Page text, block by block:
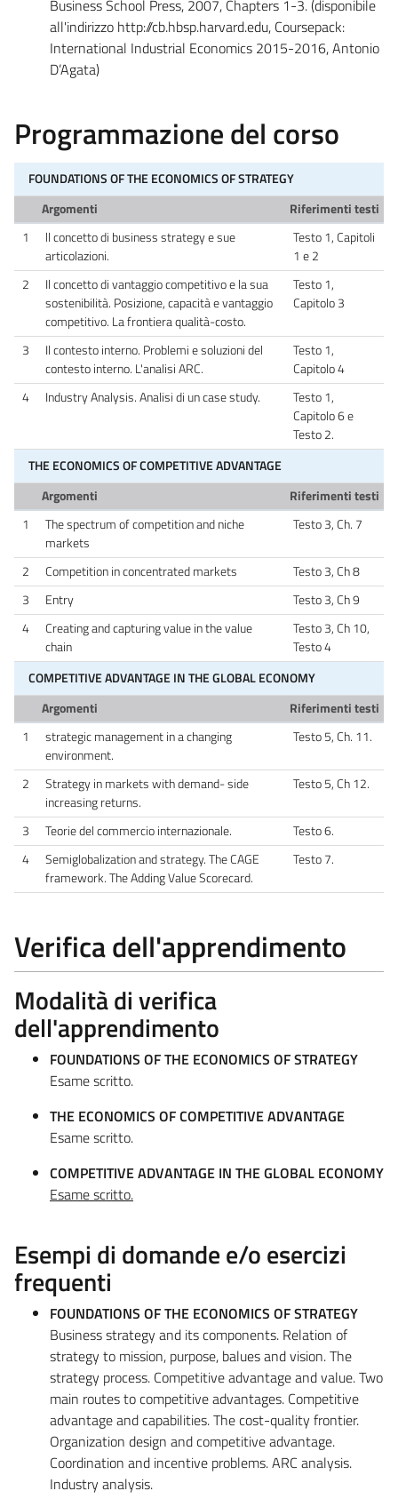
Business School Press, 2007, Chapters 1-3. (disponibile
all'indirizzo http://cb.hbsp.harvard.edu, Coursepack:
International Industrial Economics 2015-2016, Antonio
D’Agata)
Programmazione del corso
FOUNDATIONS OF THE ECONOMICS OF STRATEGY
Argomenti
Riferimenti testi
1
ll concetto di business strategy e sue
articolazioni.
Testo 1, Capitoli
1 e 2
2
Il concetto di vantaggio competitivo e la sua
sostenibilità. Posizione, capacità e vantaggio
competitivo. La frontiera qualità-costo.
Testo 1,
Capitolo 3
3
Il contesto interno. Problemi e soluzioni del
contesto interno. L'analisi ARC.
Testo 1,
Capitolo 4
4
Industry Analysis. Analisi di un case study.
Testo 1,
Capitolo 6 e
Testo 2.
THE ECONOMICS OF COMPETITIVE ADVANTAGE
Argomenti
Riferimenti testi
1
The spectrum of competition and niche
markets
Testo 3, Ch. 7
2 Competition in concentrated markets
Testo 3, Ch 8
3
Entry
Testo 3, Ch 9
4
Creating and capturing value in the value
chain
Testo 3, Ch 10,
Testo 4
COMPETITIVE ADVANTAGE IN THE GLOBAL ECONOMY
Argomenti
Riferimenti testi
1
strategic management in a changing
environment.
Testo 5, Ch. 11.
2
Strategy in markets with demand- side
increasing returns.
Testo 5, Ch 12.
3 Teorie del commercio internazionale.
Testo 6.
4
Semiglobalization and strategy. The CAGE
framework. The Adding Value Scorecard.
Testo 7.
Verifica dell'apprendimento
Modalità di verifica
dell'apprendimento
FOUNDATIONS OF THE ECONOMICS OF STRATEGY
Esame scritto.
THE ECONOMICS OF COMPETITIVE ADVANTAGE
Esame scritto.
COMPETITIVE ADVANTAGE IN THE GLOBAL ECONOMY
Esame scritto.
Esempi di domande e/o esercizi
frequenti
FOUNDATIONS OF THE ECONOMICS OF STRATEGY
Business strategy and its components. Relation of
strategy to mission, purpose, balues and vision. The
strategy process. Competitive advantage and value. Two
main routes to competitive advantages. Competitive
advantage and capabilities. The cost-quality frontier.
Organization design and competitive advantage.
Coordination and incentive problems. ARC analysis.
Industry analysis.